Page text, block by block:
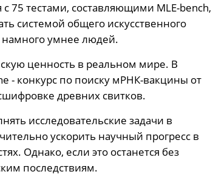
тестами, составляющими MLE-bench,
системой общего искусственного
намного умнее людей.
ценность в реальном мире. В
- конкурс по поиску мРНК-вакцины от
древних свитков.
исследовательские задачи в
ускорить научный прогресс в
Однако, если это останется без
последствиям.